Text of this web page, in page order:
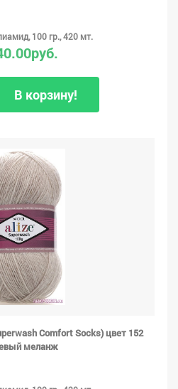
100 гр., 420 мт.
В корзину!
Comfort Socks) цвет 152
меланж